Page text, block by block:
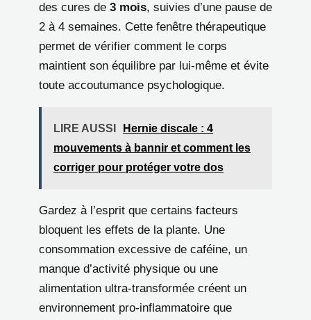
des cures de 3 mois, suivies d’une pause de
2 à 4 semaines. Cette fenêtre thérapeutique
permet de vérifier comment le corps
maintient son équilibre par lui-même et évite
toute accoutumance psychologique.
LIRE AUSSI
Hernie discale : 4
mouvements à bannir et comment les
corriger pour protéger votre dos
Gardez à l’esprit que certains facteurs
bloquent les effets de la plante. Une
consommation excessive de caféine, un
manque d’activité physique ou une
alimentation ultra-transformée créent un
environnement pro-inflammatoire que